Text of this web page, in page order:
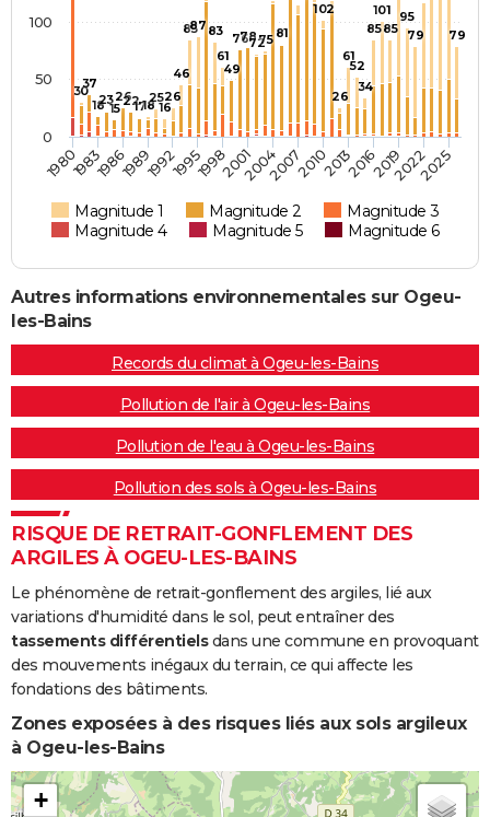
3037
1823
15
2622171825
16
26
46
858783
61
49
76787275 81
102
26
61
52
34
85
101
85
95
79
79
Magnitude 1 Magnitude 2
Magnitude 3
Magnitude 4
Magnitude 5 Magnitude 6
1980198319861989199219951998200120042007201020132016201920222025
0
50
100
Autres informations environnementales sur Ogeu-
les-Bains
Records du climat à Ogeu-les-Bains
Pollution de l'air à Ogeu-les-Bains
Pollution de l'eau à Ogeu-les-Bains
Pollution des sols à Ogeu-les-Bains
RISQUE DE RETRAIT-GONFLEMENT DES
ARGILES À OGEU-LES-BAINS
Le phénomène de retrait-gonflement des argiles, lié aux
variations d'humidité dans le sol, peut entraîner des
tassements différentielsdans une commune en provoquant
des mouvements inégaux du terrain, ce qui affecte les
fondations des bâtiments.
Zones exposées à des risques liés aux sols argileux
à Ogeu-les-Bains
+